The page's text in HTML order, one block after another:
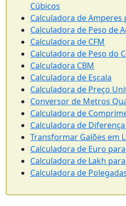
Cúbicos
Calculadora de Amperes
Calculadora de Peso de
Calculadora de CFM
Calculadora de Peso do
Calculadora CBM
Calculadora de Escala
Calculadora de Preço
Conversor de Metros
Calculadora de
Calculadora de
Transformar Galões em
Calculadora de Euro
Calculadora de Lakh
Calculadora de